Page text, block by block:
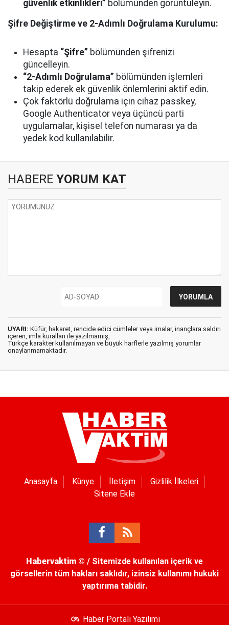
güvenlik etkinlikleri” bölümünden görüntüleyin.
Şifre Değiştirme ve 2-Adımlı Doğrulama Kurulumu:
Hesapta “Şifre” bölümünden şifrenizi
güncelleyin.
“2-Adımlı Doğrulama” bölümünden işlemleri
takip ederek ek güvenlik önlemlerini aktif edin.
Çok faktörlü doğrulama için cihaz passkey,
Google Authenticator veya üçüncü parti
uygulamalar, kişisel telefon numarası ya da
yedek kod kullanılabilir.
HABERE YORUM KAT
UYARI: Küfür, hakaret, rencide edici cümleler veya imalar, inançlara saldırı
içeren, imla kuralları ile yazılmamış,
Türkçe karakter kullanılmayan ve büyük harflerle yazılmış yorumlar
onaylanmamaktadır.
Anasayfa Künye İletişim
Gizlilik İlkeleri
Sitene Ekle
Habervaktim © / Sitemizde kullanılan içerik ve
görsellerin tüm hakları saklıdır, izinsiz kullanımı hukuki
yaptırıma tabidir.
Haber Portalı Yazılımı